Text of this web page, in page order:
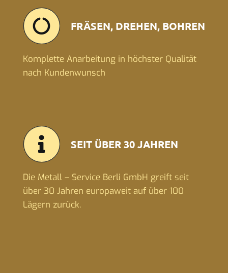
FRÄSEN, DREHEN, BOHREN
Komplette Anarbeitung in höchster Qualität
nach Kundenwunsch
SEIT ÜBER 30 JAHREN
Die Metall – Service Berli GmbH greift seit
über 30 Jahren europaweit auf über 100
Lägern zurück.